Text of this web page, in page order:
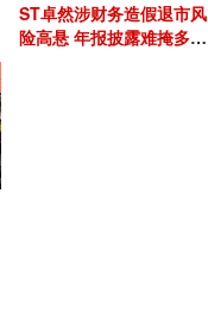
ST卓然涉财务造假退市风
险高悬 年报披露难掩多重